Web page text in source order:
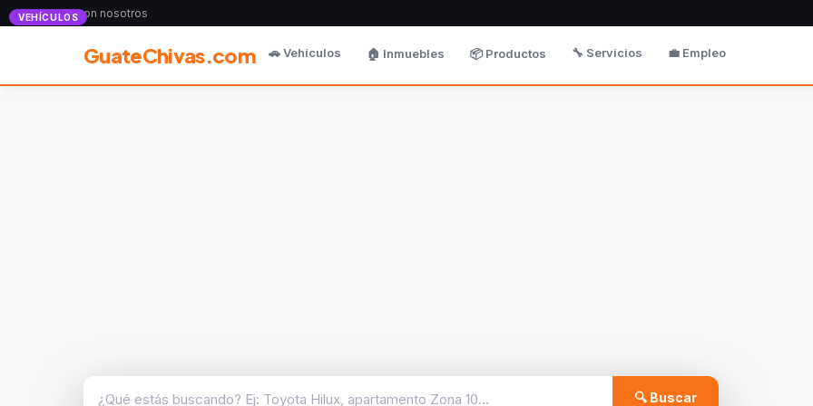
Anunciate con nosotros
GuateChivas.com 🚗 Vehículos 🏠 Inmuebles 📦 Productos 🔧 Servicios 💼 Empleo
🔍 Buscar
VEHÍCULOS